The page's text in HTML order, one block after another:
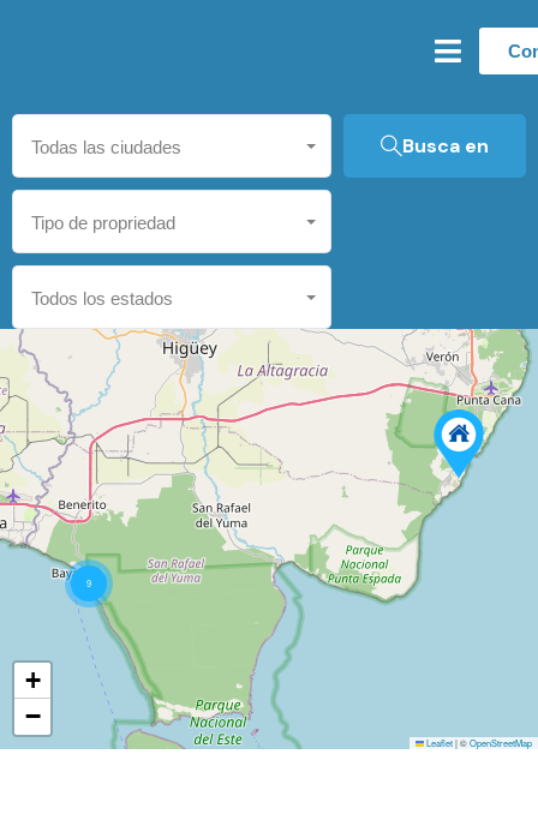
Todas las ciudades
Tipo de propriedad
Todos los estados
Busca en
9
+
−
Leaflet|©OpenStreetMap